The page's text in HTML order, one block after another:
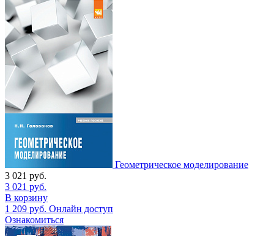
Геометрическое моделирование
3 021 руб.
3 021 руб.
В корзину
1 209 руб. Онлайн доступ
Ознакомиться